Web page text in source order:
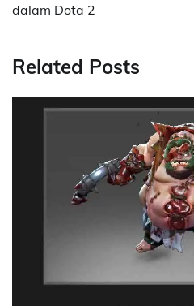
dalam Dota 2
Related Posts